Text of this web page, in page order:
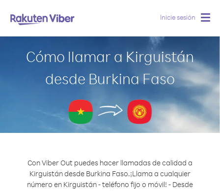
Inicie sesión
Cómo llamar a Kirguistán
desde Burkina Faso
Con Viber Out puedes hacer llamadas de calidad a
Kirguistán desde Burkina Faso.¡Llama a cualquier
número en Kirguistán - teléfono fijo o móvil! - Desde